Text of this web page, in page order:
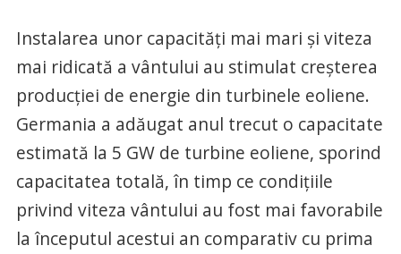
Instalarea unor capacități mai mari și viteza
mai ridicată a vântului au stimulat creșterea
producției de energie din turbinele eoliene.
Germania a adăugat anul trecut o capacitate
estimată la 5 GW de turbine eoliene, sporind
capacitatea totală, în timp ce condițiile
privind viteza vântului au fost mai favorabile
la începutul acestui an comparativ cu prima